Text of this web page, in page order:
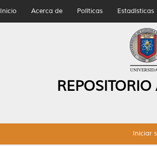
Inicio Acerca de Políticas Estadísticas
Iniciar